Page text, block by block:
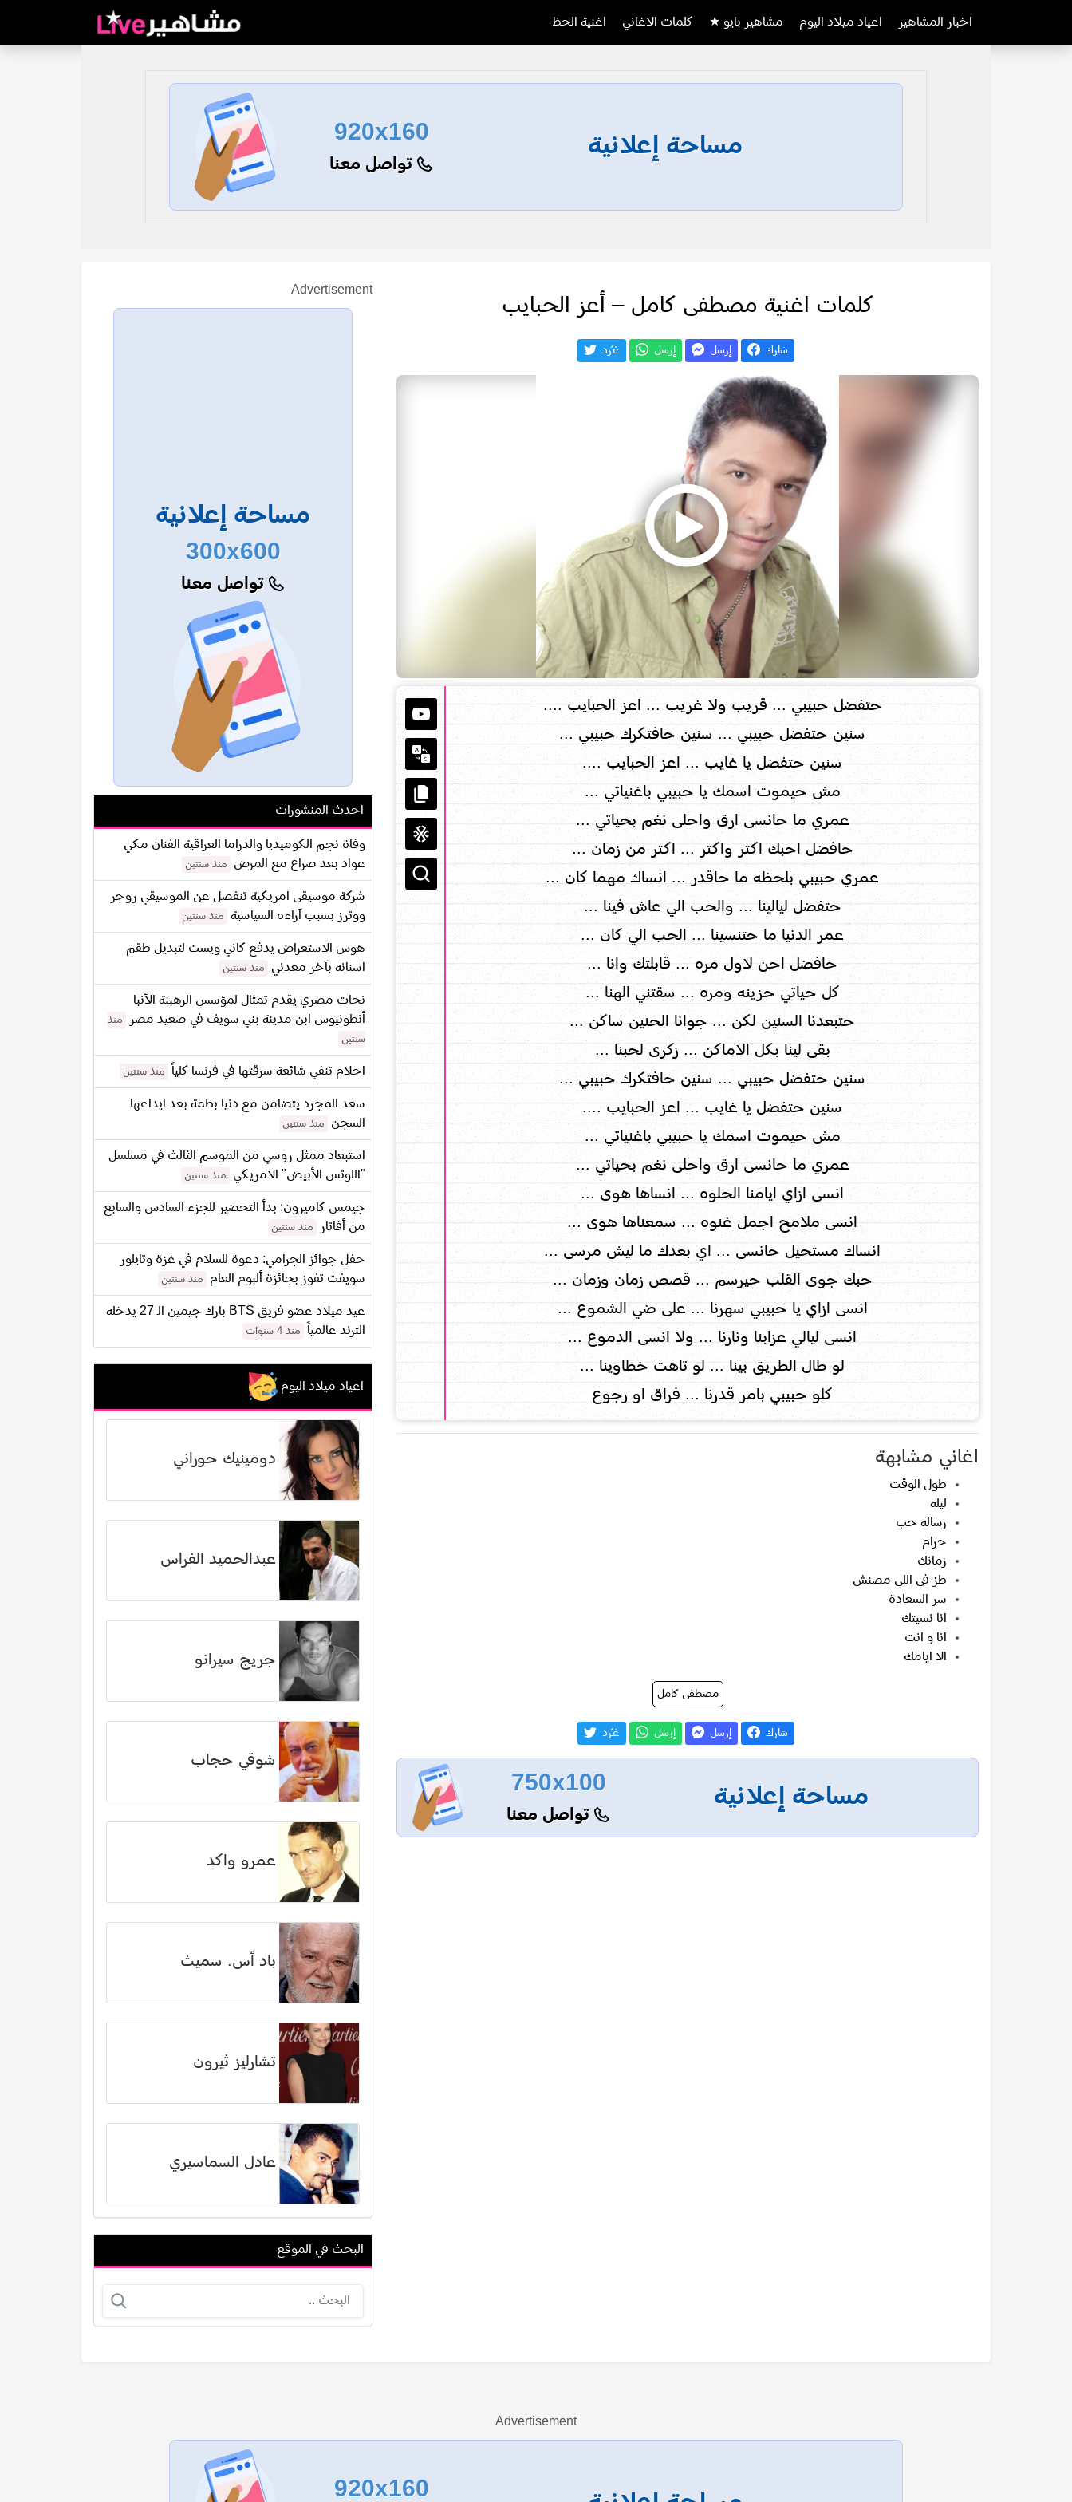
اخبار المشاهير اعياد ميلاد اليوم مشاهير بايو ★ كلمات الاغاني اغنية الحظ
مساحة إعلانية
920x160
تواصل معنا
كلمات اغنية مصطفى كامل – أعز الحبايب
شارك إرسل إرسل غـّرد
حتفضل حبيبي ... قريب ولا غريب ... اعز الحبايب ....
سنين حتفضل حبيبي ... سنين حافتكرك حبيبي ...
سنين حتفضل يا غايب ... اعز الحبايب ....
مش حيموت اسمك يا حبيبي باغنياتي ...
عمري ما حانسى ارق واحلى نغم بحياتي ...
حافضل احبك اكتر واكتر ... اكتر من زمان ...
عمري حبيبي بلحظه ما حاقدر ... انساك مهما كان ...
حتفضل ليالينا ... والحب الي عاش فينا ...
عمر الدنيا ما حتنسينا ... الحب الي كان ...
حافضل احن لاول مره ... قابلتك وانا ...
كل حياتي حزينه ومره ... سقتني الهنا ...
حتبعدنا السنين لكن ... جوانا الحنين ساكن ...
بقى لينا بكل الاماكن ... زكرى لحبنا ...
سنين حتفضل حبيبي ... سنين حافتكرك حبيبي ...
سنين حتفضل يا غايب ... اعز الحبايب ....
مش حيموت اسمك يا حبيبي باغنياتي ...
عمري ما حانسى ارق واحلى نغم بحياتي ...
انسى ازاي ايامنا الحلوه ... انساها هوى ...
انسى ملامح اجمل غنوه ... سمعناها هوى ...
انساك مستحيل حانسى ... اي بعدك ما ليش مرسى ...
حبك جوى القلب حيرسم ... قصص زمان وزمان ...
انسى ازاي يا حبيبي سهرنا ... على ضي الشموع ...
انسى ليالي عزابنا ونارنا ... ولا انسى الدموع ...
لو طال الطريق بينا ... لو تاهت خطاوينا ...
كلو حبيبي بامر قدرنا ... فراق او رجوع
اغاني مشابهة
طول الوقت
ليله
رساله حب
حرام
زمانك
طز فى اللى مصنش
سر السعادة
انا نسيتك
انا و انت
الا ايامك
مصطفى كامل
شارك إرسل إرسل غـّرد
مساحة إعلانية
750x100
تواصل معنا
Advertisement
مساحة إعلانية
300x600
تواصل معنا
احدث المنشورات
وفاة نجم الكوميديا والدراما العراقية الفنان مكي
عواد بعد صراع مع المرض
منذ سنتين
شركة موسيقى امريكية تنفصل عن الموسيقي روجر
ووترز بسبب آراءه السياسية
منذ سنتين
هوس الاستعراض يدفع كاني ويست لتبديل طقم
اسنانه بآخر معدني
منذ سنتين
نحات مصري يقدم تمثال لمؤسس الرهبنة الأنبا
أنطونيوس ابن مدينة بني سويف في صعيد مصر
منذ
سنتين
احلام تنفي شائعة سرقتها في فرنسا كلياً منذ سنتين
سعد المجرد يتضامن مع دنيا بطمة بعد ايداعها
السجن
منذ سنتين
استبعاد ممثل روسي من الموسم الثالث في مسلسل
"اللوتس الأبيض" الامريكي
منذ سنتين
جيمس كاميرون: بدأ التحضير للجزء السادس والسابع
من أفاتار
منذ سنتين
حفل جوائز الجرامي: دعوة للسلام في غزة وتايلور
سويفت تفوز بجائزة ألبوم العام
منذ سنتين
عيد ميلاد عضو فريق BTS بارك جيمين الـ 27 يدخله
الترند عالمياً
منذ 4 سنوات
اعياد ميلاد اليوم
دومينيك حوراني
عبدالحميد الفراس
جريج سيرانو
شوقي حجاب
عمرو واكد
باد أس. سميث
تشارليز ثيرون
عادل السماسيري
عبدالله عباس
عرض الكل
البحث في الموقع
Advertisement
920x160